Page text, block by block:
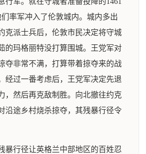
率军冲入了伦敦城内。城内多出
克派士兵后，伦敦市民决定将守城
的玛格丽特没打算围城。王党军对
夺非常不满，打算带着掠夺来的战
经过一番考虑后，王党军决定先退
，然后再克敌制胜。向北撤往约克
沿途乡村烧杀掠夺，其残暴行径令
暴行径让英格兰中部地区的百姓忍